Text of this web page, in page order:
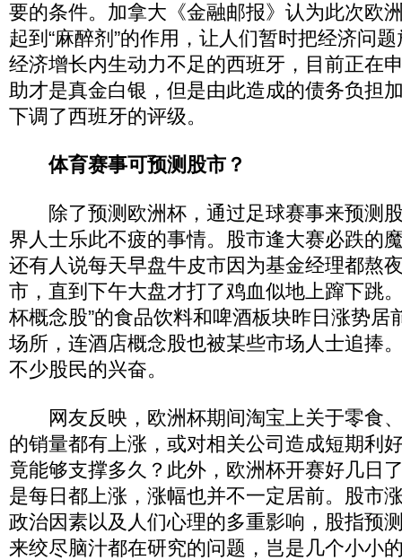
要的条件。加拿大《金融邮报》认为此次欧
起到“麻醉剂”的作用，让人们暂时把经济问
经济增长内生动力不足的西班牙，目前正在
助才是真金白银，但是由此造成的债务负担
下调了西班牙的评级。
体育赛事可预测股市？
除了预测欧洲杯，通过足球赛事来预测
界人士乐此不疲的事情。股市逢大赛必跌的
还有人说每天早盘牛皮市因为基金经理都熬
市，直到下午大盘才打了鸡血似地上蹿下跳
杯概念股”的食品饮料和啤酒板块昨日涨势居
场所，连酒店概念股也被某些市场人士追捧
不少股民的兴奋。
网友反映，欧洲杯期间淘宝上关于零食
的销量都有上涨，或对相关公司造成短期利
竟能够支撑多久？此外，欧洲杯开赛好几日
是每日都上涨，涨幅也并不一定居前。股市
政治因素以及人们心理的多重影响，股指预
来绞尽脑汁都在研究的问题，岂是几个小小